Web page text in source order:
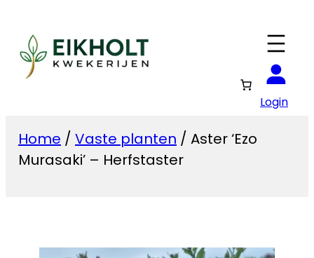
inhoud
Login
Home / Vaste planten / Aster ‘Ezo
Murasaki’ – Herfstaster